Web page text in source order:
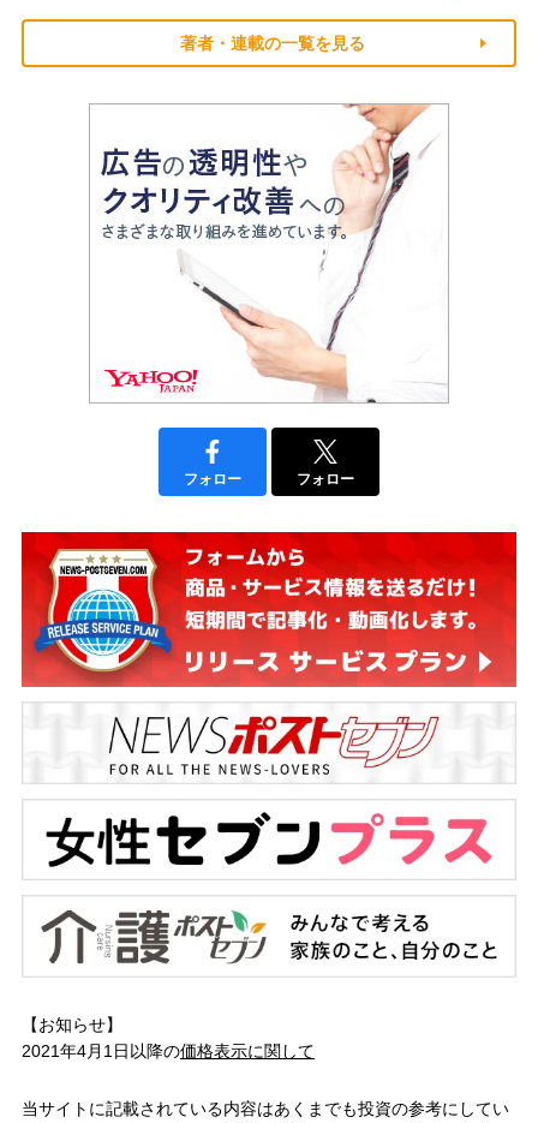
著者・連載の一覧を見る
フォロー フォロー
【お知らせ】
2021年4月1日以降の価格表示に関して
当サイトに記載されている内容はあくまでも投資の参考にしてい